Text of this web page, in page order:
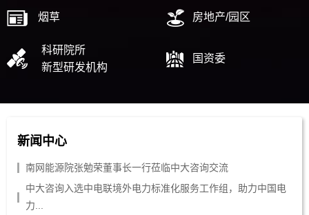
烟草 房地产/园区
科研院所
新型研发机构
国资委
新闻中心
南网能源院张勉荣董事长一行莅临中大咨询交流
中大咨询入选中电联境外电力标准化服务工作组，助力中国电
力...